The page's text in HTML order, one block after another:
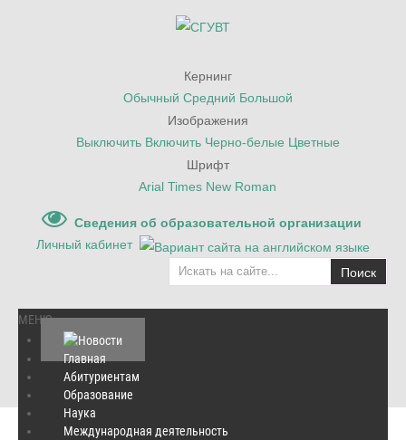
Кернинг
Обычный Средний Большой
Изображения
Выключить Включить Черно-белые Цветные
Шрифт
Arial Times New Roman
Сведения об образовательной организации
Личный кабинет
Поиск
МЕНЮ
Главная
Абитуриентам
Образование
Наука
Международная деятельность
Главная